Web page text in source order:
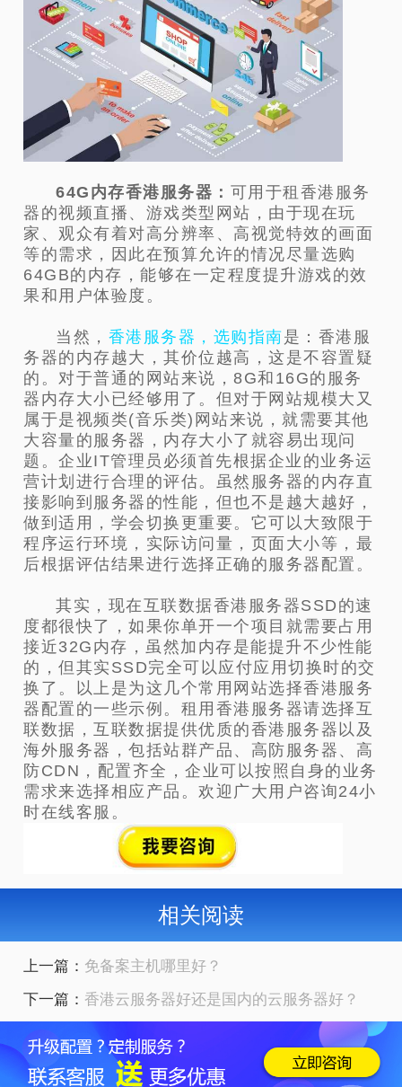
64G内存香港服务器： 可用于租香港服务
器的视频直播、游戏类型网站，由于现在玩
家、观众有着对高分辨率、高视觉特效的画面
等的需求，因此在预算允许的情况尽量选购
64GB的内存，能够在一定程度提升游戏的效
果和用户体验度。
当然， 香港服务器，选购指南是：香港服
务器的内存越大，其价位越高，这是不容置疑
的。对于普通的网站来说，8G和16G的服务
器内存大小已经够用了。但对于网站规模大又
属于是视频类(音乐类)网站来说，就需要其他
大容量的服务器，内存大小了就容易出现问
题。企业IT管理员必须首先根据企业的业务运
营计划进行合理的评估。虽然服务器的内存直
接影响到服务器的性能，但也不是越大越好，
做到适用，学会切换更重要。它可以大致限于
程序运行环境，实际访问量，页面大小等，最
后根据评估结果进行选择正确的服务器配置。
其实，现在互联数据香港服务器SSD的速
度都很快了，如果你单开一个项目就需要占用
接近32G内存，虽然加内存是能提升不少性能
的，但其实SSD完全可以应付应用切换时的交
换了。以上是为这几个常用网站选择香港服务
器配置的一些示例。租用香港服务器请选择互
联数据，互联数据提供优质的香港服务器以及
海外服务器，包括站群产品、高防服务器、高
防CDN，配置齐全，企业可以按照自身的业务
需求来选择相应产品。欢迎广大用户咨询24小
时在线客服。
相关阅读
上一篇： 免备案主机哪里好？
下一篇： 香港云服务器好还是国内的云服务器好？